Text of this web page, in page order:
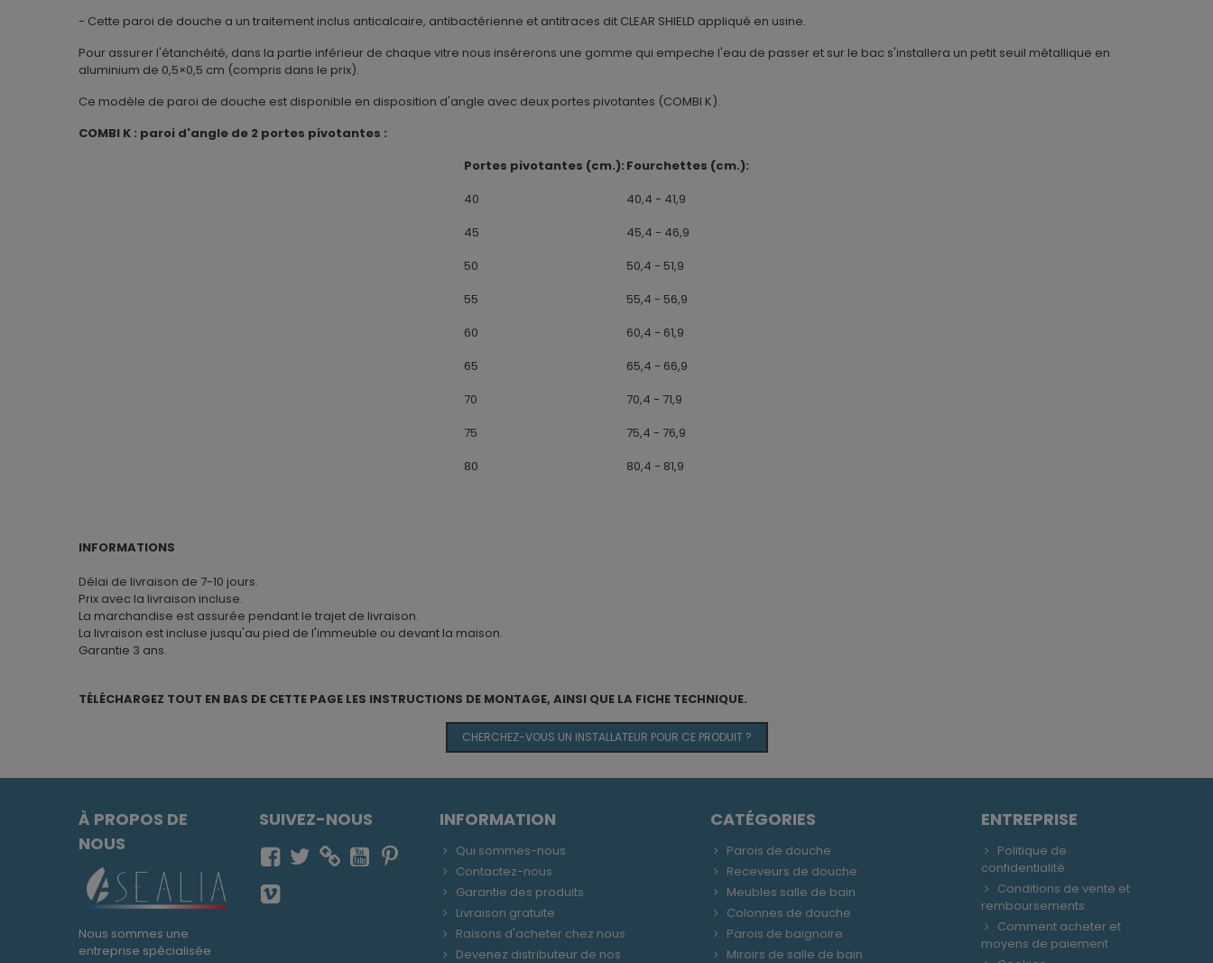
- Cette paroi de douche a un traitement inclus anticalcaire, antibactérienne et antitraces dit CLEAR SHIELD appliqué en usine.
Pour assurer l'étanchéité, dans la partie inférieur de chaque vitre nous insérerons une gomme qui empeche l'eau de passer et sur le bac s'installera un petit seuil métallique en
aluminium de 0,5×0,5 cm (compris dans le prix).
Ce modèle de paroi de douche est disponible en disposition d'angle avec deux portes pivotantes (COMBI K).
COMBI K : paroi d'angle de 2 portes pivotantes :
Portes pivotantes (cm.): Fourchettes (cm.):
40
40,4 - 41,9
45
45,4 - 46,9
50
50,4 - 51,9
55
55,4 - 56,9
60
60,4 - 61,9
65
65,4 - 66,9
70
70,4 - 71,9
75
75,4 - 76,9
80
80,4 - 81,9
INFORMATIONS
Délai de livraison de 7-10 jours.
Prix avec la livraison incluse.
La marchandise est assurée pendant le trajet de livraison.
La livraison est incluse jusqu'au pied de l'immeuble ou devant la maison.
Garantie 3 ans.
TÉLÉCHARGEZ TOUT EN BAS DE CETTE PAGE LES INSTRUCTIONS DE MONTAGE, AINSI QUE LA FICHE TECHNIQUE.
CHERCHEZ-VOUS UN INSTALLATEUR POUR CE PRODUIT ?
À PROPOS DE
NOUS
Nous sommes une
entreprise spécialisée
SUIVEZ-NOUS INFORMATION
Qui sommes-nous
Contactez-nous
Garantie des produits
Livraison gratuite
Raisons d'acheter chez nous
Devenez distributeur de nos
CATÉGORIES
Parois de douche
Receveurs de douche
Meubles salle de bain
Colonnes de douche
Parois de baignoire
Miroirs de salle de bain
ENTREPRISE
Politique de
confidentialité
Conditions de vente et
remboursements
Comment acheter et
moyens de paiement